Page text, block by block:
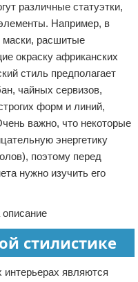
различные статуэтки,
Например, в
маски, расшитые
окраску африканских
стиль предполагает
чайных сервизов,
форм и линий,
важно, что некоторые
энергетику
поэтому перед
нужно изучить его
стилистике
являются